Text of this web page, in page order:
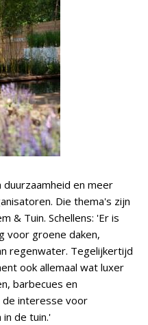
en meer
Die thema's zijn
& Tuin. Schellens: 'Er is
voor groene daken,
regenwater. Tegelijkertijd
ook allemaal wat luxer
barbecues en
de interesse voor
de tuin.'